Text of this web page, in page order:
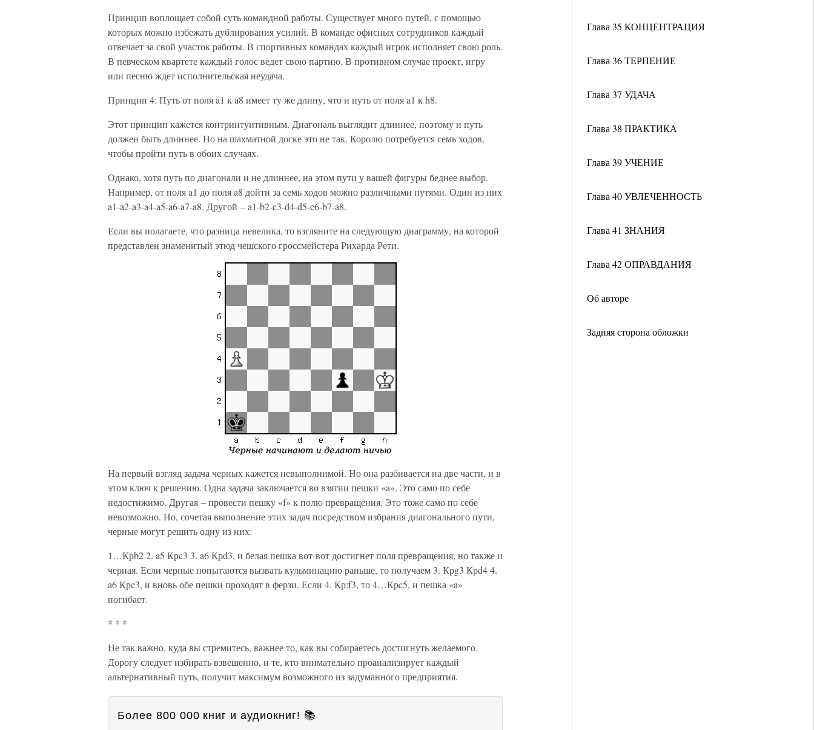
Глава 35 КОНЦЕНТРАЦИЯ
Глава 36 ТЕРПЕНИЕ
Глава 37 УДАЧА
Глава 38 ПРАКТИКА
Глава 39 УЧЕНИЕ
Глава 40 УВЛЕЧЕННОСТЬ
Глава 41 ЗНАНИЯ
Глава 42 ОПРАВДАНИЯ
Об авторе
Задняя сторона обложки
Принцип воплощает собой суть командной работы. Существует много путей, с помощью
которых можно избежать дублирования усилий. В команде офисных сотрудников каждый
отвечает за свой участок работы. В спортивных командах каждый игрок исполняет свою роль.
В певческом квартете каждый голос ведет свою партию. В противном случае проект, игру
или песню ждет исполнительская неудача.
Принцип 4: Путь от поля a1 к a8 имеет ту же длину, что и путь от поля a1 к h8.
Этот принцип кажется контринтуитивным. Диагональ выглядит длиннее, поэтому и путь
должен быть длиннее. Но на шахматной доске это не так. Королю потребуется семь ходов,
чтобы пройти путь в обоих случаях.
Однако, хотя путь по диагонали и не длиннее, на этом пути у вашей фигуры беднее выбор.
Например, от поля a1 до поля a8 дойти за семь ходов можно различными путями. Один из них
a1-a2-a3-a4-a5-a6-a7-a8. Другой – a1-b2-c3-d4-d5-c6-b7-a8.
Если вы полагаете, что разница невелика, то взгляните на следующую диаграмму, на которой
представлен знаменитый этюд чешского гроссмейстера Рихарда Рети.
На первый взгляд задача черных кажется невыполнимой. Но она разбивается на две части, и в
этом ключ к решению. Одна задача заключается во взятии пешки «a». Это само по себе
недостижимо. Другая – провести пешку «f» к полю превращения. Это тоже само по себе
невозможно. Но, сочетая выполнение этих задач посредством избрания диагонального пути,
черные могут решить одну из них:
1…Крb2 2. a5 Крc3 3. a6 Крd3, и белая пешка вот-вот достигнет поля превращения, но также и
черная. Если черные попытаются вызвать кульминацию раньше, то получаем 3. Крg3 Крd4 4.
a6 Крe3, и вновь обе пешки проходят в ферзи. Если 4. Кр:f3, то 4…Крc5, и пешка «a»
погибает.
* * *
Не так важно, куда вы стремитесь, важнее то, как вы собираетесь достигнуть желаемого.
Дорогу следует избирать взвешенно, и те, кто внимательно проанализирует каждый
альтернативный путь, получит максимум возможного из задуманного предприятия.
Более 800 000 книг и аудиокниг! 📚